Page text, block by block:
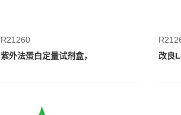
R21260
紫外法蛋白定量试剂盒，
改良